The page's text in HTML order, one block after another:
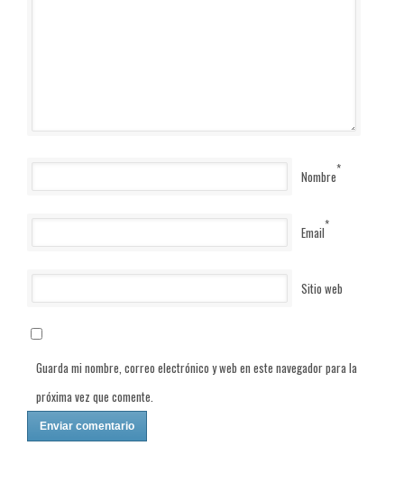
Nombre*
Email*
Sitio web
Guarda mi nombre, correo electrónico y web en este navegador para la
próxima vez que comente.